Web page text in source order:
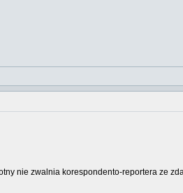
nie zwalnia korespondento-reportera ze